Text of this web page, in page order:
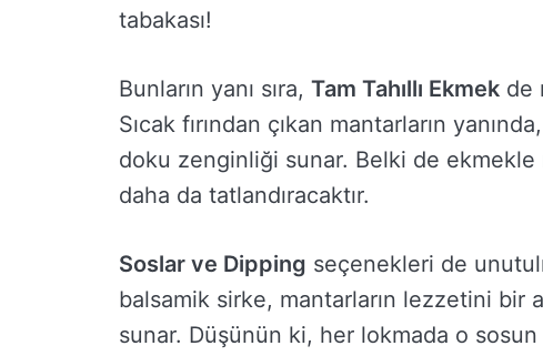
tabakası!
Bunların yanı sıra, Tam Tahıllı Ekmek de
Sıcak fırından çıkan mantarların
doku zenginliği sunar. Belki de
daha da tatlandıracaktır.
Soslar ve Dipping seçenekleri de
balsamik sirke, mantarların lezzetini bir
sunar. Düşünün ki, her lokmada o sosun